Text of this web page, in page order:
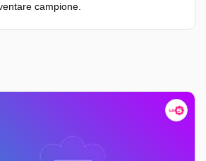
campione.